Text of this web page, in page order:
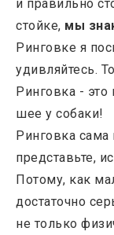
и правильно
стойке, мы
Ринговке я
удивляйтесь.
Ринговка - это
шее у собаки!
Ринговка
представьте,
Потому, как
достаточно
не только